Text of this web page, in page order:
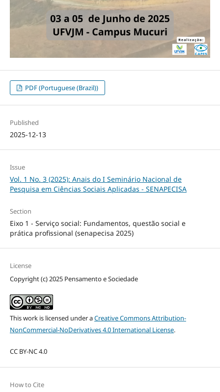
PDF (Portuguese (Brazil))
Published
2025-12-13
Issue
Vol. 1 No. 3 (2025): Anais do I Seminário Nacional de
Pesquisa em Ciências Sociais Aplicadas - SENAPECISA
Section
Eixo 1 - Serviço social: Fundamentos, questão social e
prática profissional (senapecisa 2025)
License
Copyright (c) 2025 Pensamento e Sociedade
This work is licensed under aCreative Commons Attribution-
NonCommercial-NoDerivatives 4.0 International License.
CC BY-NC 4.0
How to Cite